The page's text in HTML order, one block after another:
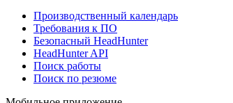
Производственный календарь
Требования к ПО
Безопасный HeadHunter
HeadHunter API
Поиск работы
Поиск по резюме